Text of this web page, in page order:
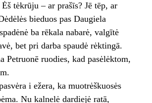
tėkrūju – ar prašīs? Jē tēp, ar
bieduos pas Daugiela
ba rēkala nabarė, valgītė
bet pri darba spaudė rėktingā.
Petruonē ruodies, kad pasėlėktom,
i ežera, ka muotrėškuosės
Nu kalnelė dardiejė ratā,